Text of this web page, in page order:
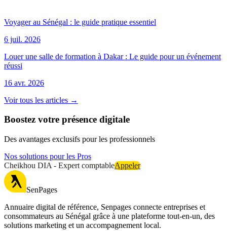
Voyager au Sénégal : le guide pratique essentiel
6 juil. 2026
Louer une salle de formation à Dakar : Le guide pour un événement
réussi
16 avr. 2026
Voir tous les articles →
Boostez votre présence digitale
Des avantages exclusifs pour les professionnels
Nos solutions pour les Pros
Cheikhou DIA - Expert comptableAppeler
SenPages
Annuaire digital de référence, Senpages connecte entreprises et
consommateurs au Sénégal grâce à une plateforme tout-en-un, des
solutions marketing et un accompagnement local.